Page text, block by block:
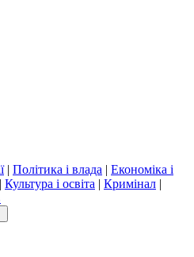
| Політика і влада | Економіка і
| Культура і освіта | Кримінал |